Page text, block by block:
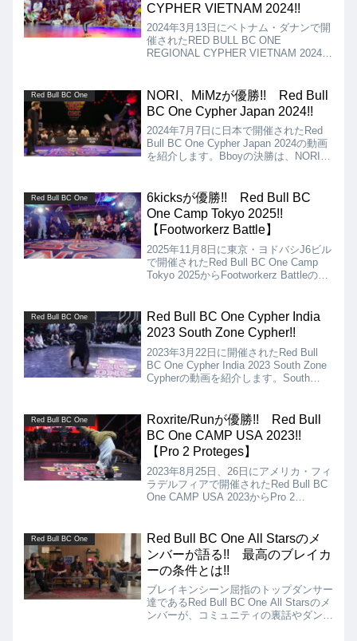
CYPHER VIETNAM 2024!!
2024年3月13日にベトナム・ダナンで開
催されたRED BULL BC ONE
REGIONAL CYPHER VIETNAM 2024の
Bgirlの決勝は、TINIE RAWK vs
AGUSTA、結果はTINIE RAWKの優勝と
なりました!!
Red Bull BC One
NORI、MiMzが優勝!! Red Bull
BC One Cypher Japan 2024!!
2024年7月7日に日本で開催されたRed
Bull BC One Cypher Japan 2024の動画
を紹介します。Bboyの決勝は、NORI
NORI、MiMzの優勝となりました!!
Red Bull BC One
6kicksが優勝!! Red Bull BC
One Camp Tokyo 2025!!
【Footworkerz Battle】
2025年11月8日に東京・ヨドバシJ6ビル
で開催されたRed Bull BC One Camp
Tokyo 2025からFootworkerz Battleの動
を繰り広げたFootworkerz Battleでした
が、優勝は6kicksとなりました!!
Red Bull BC One
Red Bull BC One Cypher India
2023 South Zone Cypher!!
2023年3月22日に開催されたRed Bull
BC One Cypher India 2023 South Zone
Cypherの動画を紹介します。South
Red Bull BC One
Roxrite/Runが優勝!! Red Bull
BC One CAMP USA 2023!!
【Pro 2 Proteges】
2023年8月25日、26日にアメリカ・フィ
ラデルフィアで開催されたRed Bull BC
One CAMP USA 2023からPro 2
バトルになります!!
Red Bull BC One
Red Bull BC One All Starsのメ
ンバーが語る!! 最高のブレイカ
ーの条件とは!!
ブレイキンシーン屈指のトップダンサー
達であるRed Bull BC One All Starsのメ
ンバーが、コミュニティの裏話やダンサ